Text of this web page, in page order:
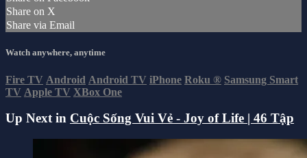
Share on X
Share via Email
Watch anywhere, anytime
Fire TV Android Android TV iPhone Roku ® Samsung Smart
TV Apple TV XBox One
Up Next in Cuộc Sống Vui Vẻ - Joy of Life | 46 Tập